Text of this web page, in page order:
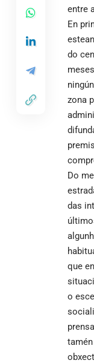
entre
En
do
zona
Do
das
que
o